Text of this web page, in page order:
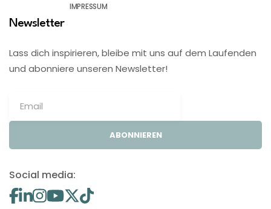
IMPRESSUM
Newsletter
Lass dich inspirieren, bleibe mit uns auf dem Laufenden
und abonniere unseren Newsletter!
ABONNIEREN
Social media: